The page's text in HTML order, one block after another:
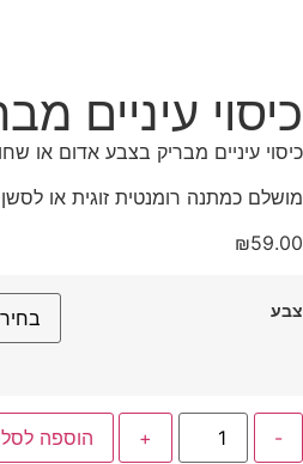
כיסוי עיניים
כיסוי עיניים מבריק בצבע אדום או
מושלם כמתנה רומנטית זוגית או
₪59.00
צבע
-
+ הוספה לסל